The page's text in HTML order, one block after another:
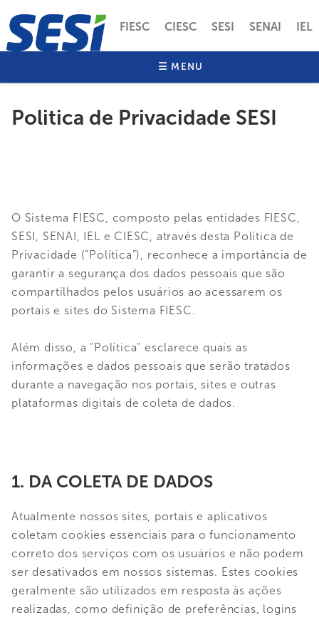
para
conteúdo
FIESC CIESC SESI SENAI IEL
SESI SAÚDE
☰ MENU
Politica de Privacidade SESI
O Sistema FIESC, composto pelas entidades FIESC,
SESI, SENAI, IEL e CIESC, através desta Política de
Privacidade (“Política”), reconhece a importância de
garantir a segurança dos dados pessoais que são
compartilhados pelos usuários ao acessarem os
portais e sites do Sistema FIESC.
Além disso, a "Política" esclarece quais as
informações e dados pessoais que serão tratados
durante a navegação nos portais, sites e outras
plataformas digitais de coleta de dados.
1. DA COLETA DE DADOS
Atualmente nossos sites, portais e aplicativos
coletam cookies essenciais para o funcionamento
correto dos serviços com os usuários e não podem
ser desativados em nossos sistemas. Estes cookies
geralmente são utilizados em resposta às ações
realizadas, como definição de preferências, logins